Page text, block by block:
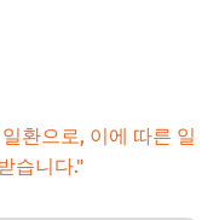
환으로, 이에 따른 일
습니다."